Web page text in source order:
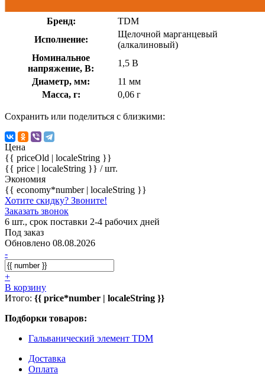
Бренд:
TDM
Исполнение:
Щелочной марганцевый
(алкалиновый)
Номинальное
напряжение, В:
1,5 В
Диаметр, мм:
11 мм
Масса, г:
0,06 г
Сохранить или поделиться с близкими:
Цена
{{ priceOld | localeString }}
{{ price | localeString }} / шт.
Экономия
{{ economy*number | localeString }}
Хотите скидку? Звоните!
Заказать звонок
6 шт., срок поставки 2-4 рабочих дней
Под заказ
Обновлено 08.08.2026
-
+
В корзину
Итого: {{ price*number | localeString }}
Подборки товаров:
Гальванический элемент TDM
Доставка
Оплата